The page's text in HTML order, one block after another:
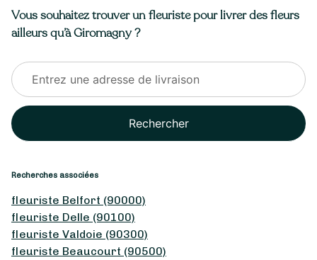
Vous souhaitez trouver un fleuriste pour livrer des fleurs
ailleurs qu’à Giromagny ?
Rechercher
Recherches associées
fleuriste Belfort (90000)
fleuriste Delle (90100)
fleuriste Valdoie (90300)
fleuriste Beaucourt (90500)